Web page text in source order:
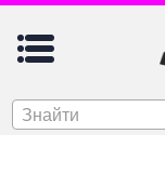
Знайти